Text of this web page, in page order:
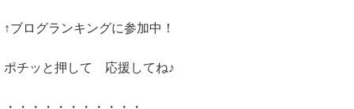
↑ブログランキングに参加中！
ポチッと押して 応援してね♪